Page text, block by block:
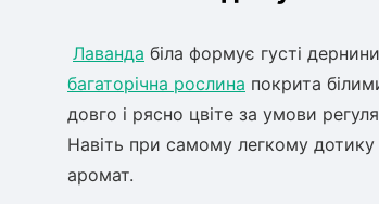
Лаванда біла формує густі
багаторічна рослина покрита
довго і рясно цвіте за умови
Навіть при самому легкому
аромат.